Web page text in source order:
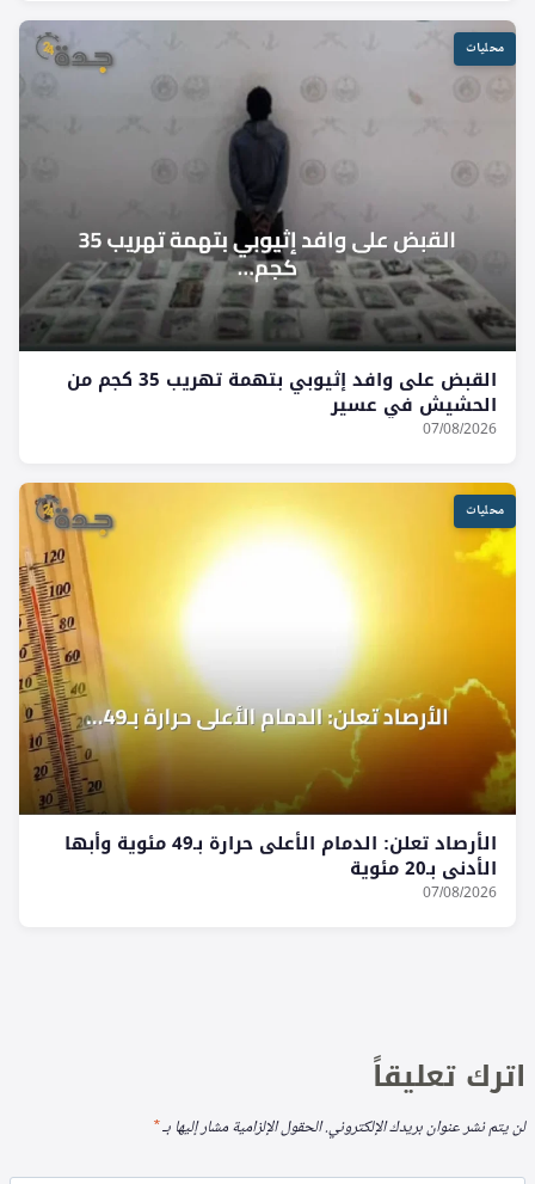
محليات
القبض على وافد إثيوبي بتهمة تهريب 35 كجم من
الحشيش في عسير
07/08/2026
محليات
الأرصاد تعلن: الدمام الأعلى حرارة بـ49 مئوية وأبها
الأدنى بـ20 مئوية
07/08/2026
اترك تعليقاً
لن يتم نشر عنوان بريدك الإلكتروني.الحقول الإلزامية مشار إليها بـ*